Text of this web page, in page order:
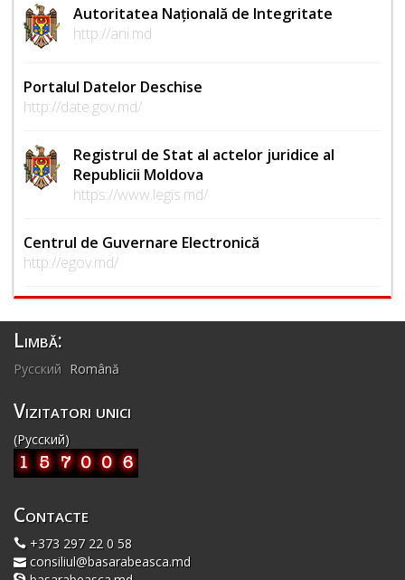
Autoritatea Națională de Integritate
http://ani.md
Portalul Datelor Deschise
http://date.gov.md/
Registrul de Stat al actelor juridice al
Republicii Moldova
https://www.legis.md/
Centrul de Guvernare Electronică
http://egov.md/
Limbă:
Русский Română
Vizitatori unici
(Русский)
Contacte
+373 297 22 0 58
consiliul@basarabeasca.md